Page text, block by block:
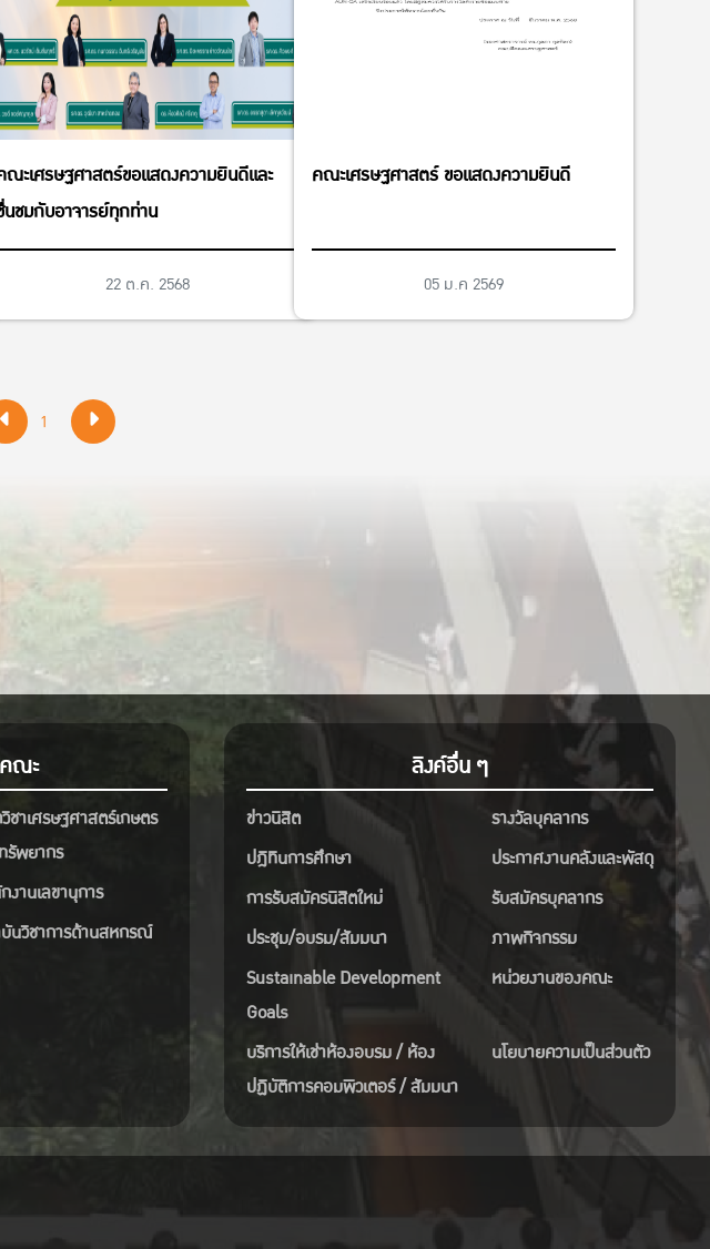
ณะเศรษฐศาสตร์ขอแสดงความยินดีและ
ชมกับอาจารย์ทุกท่าน
22 ต.ค. 2568
คณะเศรษฐศาสตร์ ขอแสดงความยินดี
05 ม.ค 2569
1
ณะ
ชาเศรษฐศาสตร์เกษตร
รัพยากร
งานเลขานุการ
นวิชาการด้านสหกรณ์
ลิงค์อื่น ๆ
ข่าวนิสิต
รางวัลบุคลากร
ปฎิทินการศึกษา
ประกาศงานคลังและพัสดุ
การรับสมัครนิสิตใหม่
รับสมัครบุคลากร
ประชุม/อบรม/สัมมนา
ภาพกิจกรรม
Sustainable Development
Goals
หน่วยงานของคณะ
บริการให้เช่าห้องอบรม / ห้อง
ปฏิบัติการคอมพิวเตอร์ / สัมมนา
นโยบายความเป็นส่วนตัว